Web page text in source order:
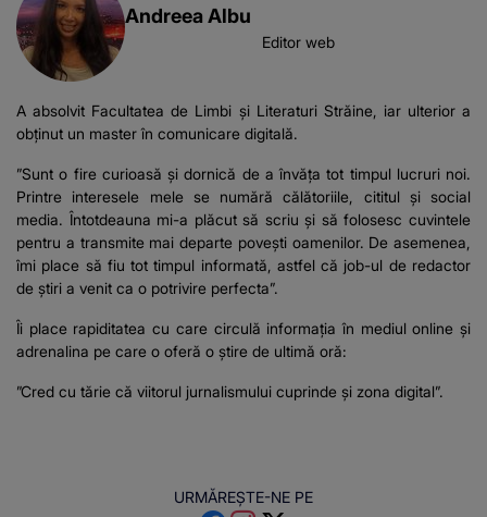
Andreea Albu
Editor web
A absolvit Facultatea de Limbi și Literaturi Străine, iar ulterior a
obținut un master în comunicare digitală.
”Sunt o fire curioasă și dornică de a învăța tot timpul lucruri noi.
Printre interesele mele se numără călătoriile, cititul și social
media. Întotdeauna mi-a plăcut să scriu și să folosesc cuvintele
pentru a transmite mai departe povești oamenilor. De asemenea,
îmi place să fiu tot timpul informată, astfel că job-ul de redactor
de știri a venit ca o potrivire perfecta”.
Îi place rapiditatea cu care circulă informația în mediul online și
adrenalina pe care o oferă o știre de ultimă oră:
”Cred cu tărie că viitorul jurnalismului cuprinde și zona digital”.
URMĂREȘTE-NE PE